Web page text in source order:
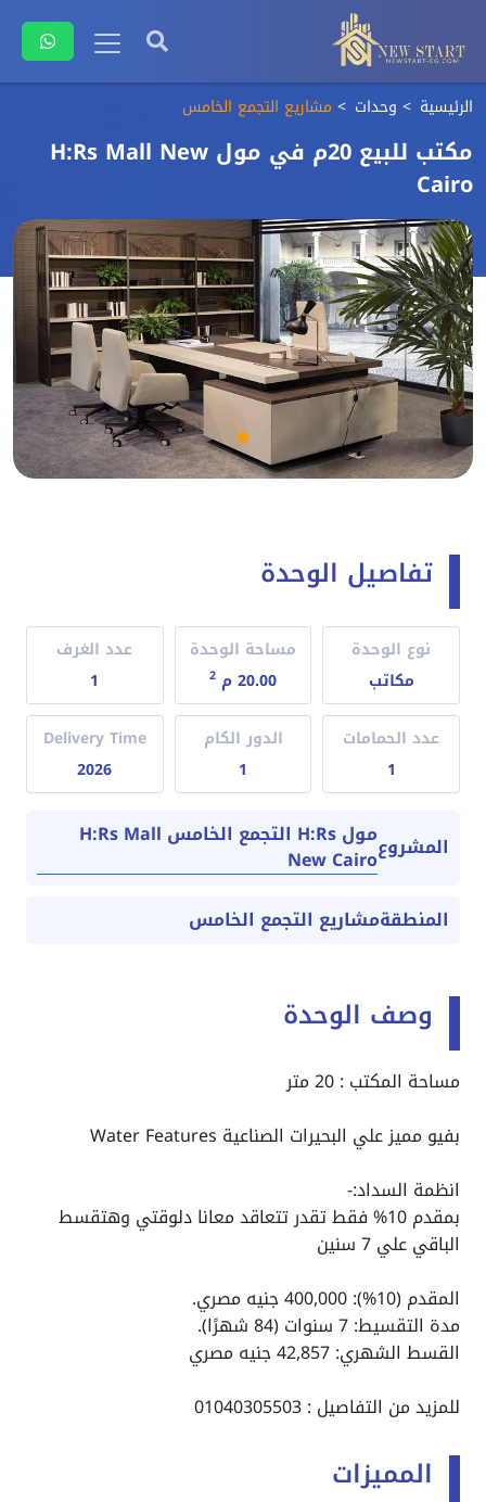
الرئيسية وحدات مشاريع التجمع الخامس
مكتب للبيع 20م في مول H:Rs Mall New
Cairo
تفاصيل الوحدة
نوع الوحدة
مكاتب
مساحة الوحدة
20.00 م
2
عدد الغرف
1
عدد الحمامات
1
الدور الكام
1
Delivery Time
2026
المشروع مول H:Rs التجمع الخامس H:Rs Mall
New Cairo
المنطقةمشاريع التجمع الخامس
وصف الوحدة
مساحة المكتب : 20 متر
بفيو مميز علي البحيرات الصناعية Water Features
انظمة السداد:-
بمقدم 10% فقط تقدر تتعاقد معانا دلوقتي وهتقسط
الباقي علي 7 سنين
المقدم (10%): 400,000 جنيه مصري.
مدة التقسيط: 7 سنوات (84 شهرًا).
القسط الشهري: 42,857 جنيه مصري
للمزيد من التفاصيل : 01040305503
المميزات